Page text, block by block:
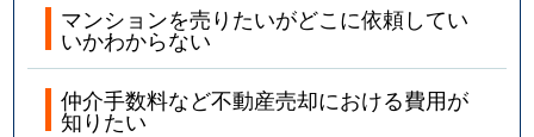
マンションを売りたいがどこに依頼してい
いかわからない
仲介手数料など不動産売却における費用が
知りたい